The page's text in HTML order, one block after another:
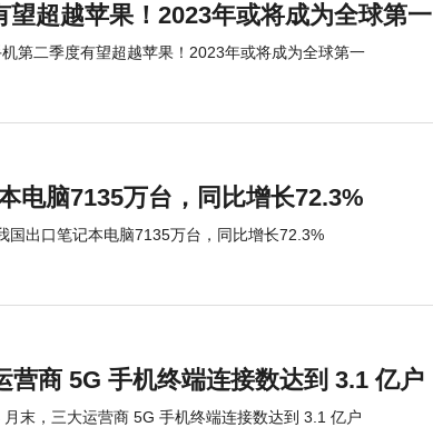
望超越苹果！2023年或将成为全球第一
第二季度有望超越苹果！2023年或将成为全球第一
电脑7135万台，同比增长72.3%
国出口笔记本电脑7135万台，同比增长72.3%
营商 5G 手机终端连接数达到 3.1 亿户
月末，三大运营商 5G 手机终端连接数达到 3.1 亿户